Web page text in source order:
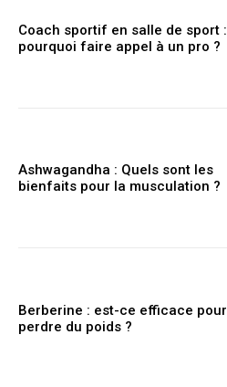
Coach sportif en salle de sport :
pourquoi faire appel à un pro ?
Ashwagandha : Quels sont les
bienfaits pour la musculation ?
Berberine : est-ce efficace pour
perdre du poids ?